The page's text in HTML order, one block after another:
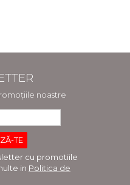
noastre
cu promotiile
in Politica de